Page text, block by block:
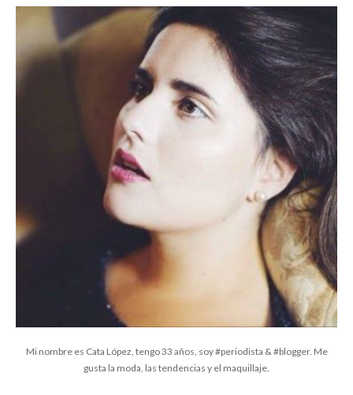
Mi nombre es Cata López, tengo 33 años, soy #periodista & #blogger. Me
gusta la moda, las tendencias y el maquillaje.